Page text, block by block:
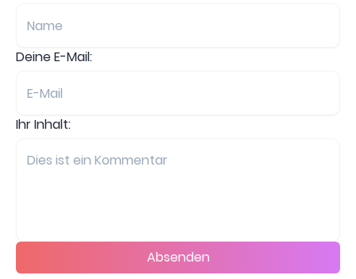
Deine E-Mail:
Ihr Inhalt:
Absenden